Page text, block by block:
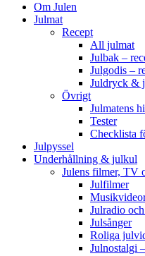
Om Julen
Julmat
Recept
All julmat
Julbak –
Julgodis –
Juldryck &
Övrigt
Julmatens
Tester
Checklista
Julpyssel
Underhållning & julkul
Julens filmer, TV
Julfilmer
Julradio
Julsånger
Roliga
Julnostalgi